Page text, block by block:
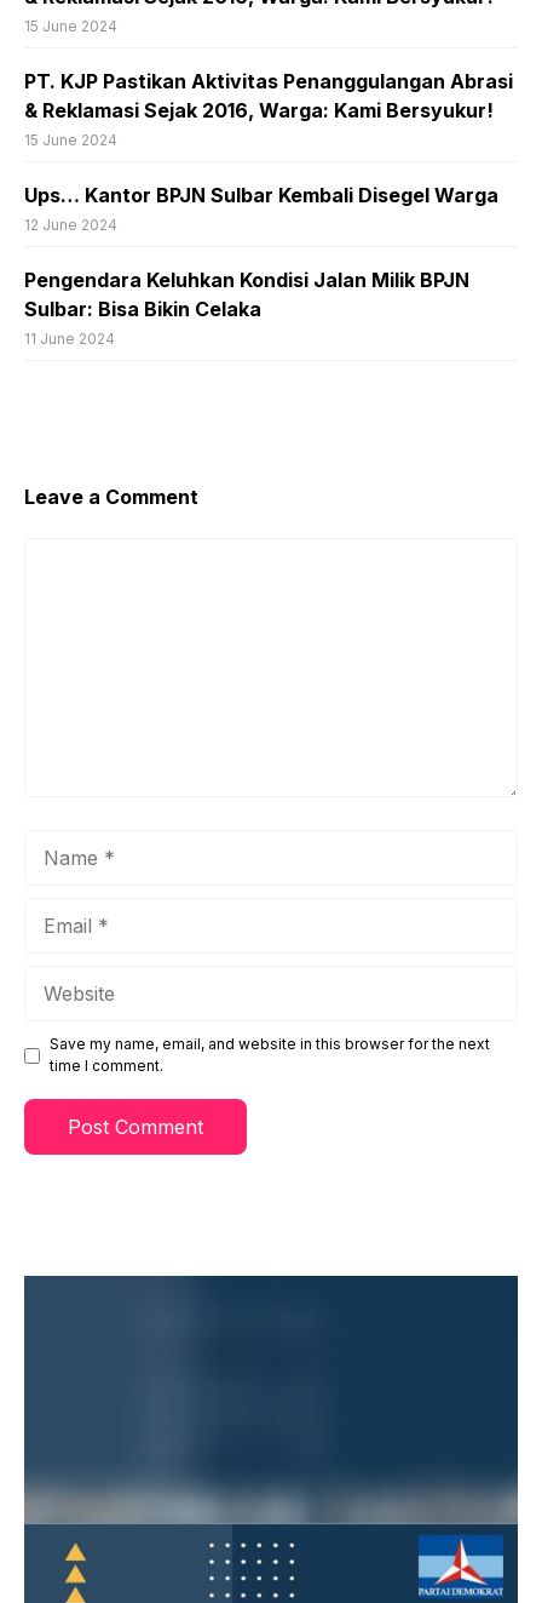
15 June 2024
PT. KJP Pastikan Aktivitas Penanggulangan Abrasi
& Reklamasi Sejak 2016, Warga: Kami Bersyukur!
15 June 2024
Ups… Kantor BPJN Sulbar Kembali Disegel Warga
12 June 2024
Pengendara Keluhkan Kondisi Jalan Milik BPJN
Sulbar: Bisa Bikin Celaka
11 June 2024
Leave a Comment
Save my name, email, and website in this browser for the next
time I comment.